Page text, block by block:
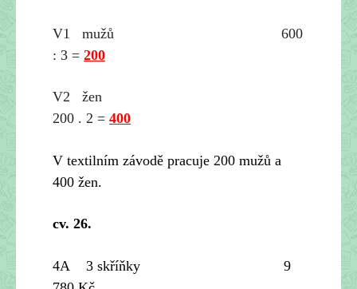
V1 mužů 600
: 3 = 200
V2 žen
200 . 2 = 400
V textilním závodě pracuje 200 mužů a
400 žen.
cv. 26.
4A 3 skříňky 9